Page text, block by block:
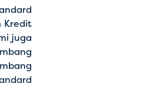
Kredit
juga